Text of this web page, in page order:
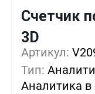
Счетчик
3D
Артикул:
Тип:
Аналитика в
Кол-во
1+
5+ -